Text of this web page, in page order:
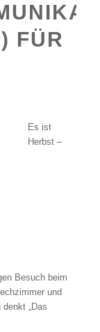
FÜR
Es ist
Herbst –
Besuch beim
und
„Das